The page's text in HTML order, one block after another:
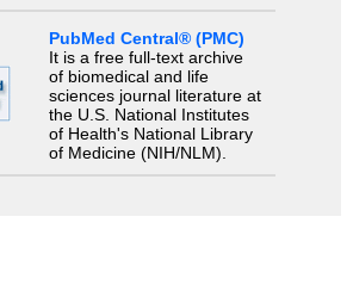
PubMed Central® (PMC)
It is a free full-text archive
of biomedical and life
sciences journal literature at
the U.S. National Institutes
of Health's National Library
of Medicine (NIH/NLM).